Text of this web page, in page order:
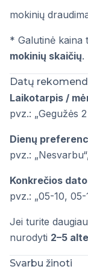
mokinių
* Galutinė kaina
mokinių skaičių.
Datų
Laikotarpis /
pvz.: „Gegužės
Dienų
pvz.:
Konkrečios
pvz.: „05-10, 05-
Jei turite
nurodyti 2–5
Svarbu žinoti